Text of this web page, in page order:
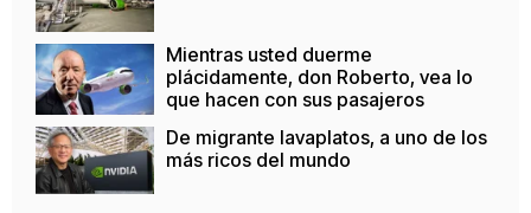
Mientras usted duerme
plácidamente, don Roberto, vea lo
que hacen con sus pasajeros
De migrante lavaplatos, a uno de los
más ricos del mundo